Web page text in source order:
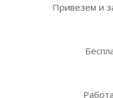
Привезем и